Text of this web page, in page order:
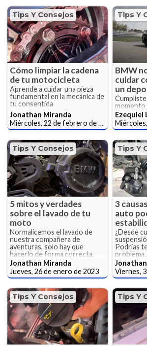
Tips Y Consejos
Cómo limpiar la cadena
de tu motocicleta
Aprende a cuidar una pieza
fundamental en la mecánica de
tu consentida.
Jonathan Miranda
Miércoles, 22 de febrero de 2023
Tips Y
BMW
cuidar
un
momento
Ezequiel
Tips Y Consejos
5 mitos y verdades
sobre el lavado de tu
moto
Normalicemos el lavado de
nuestra compañera de
aventuras, solo hay que
hacerlo de forma correcta.
Jonathan Miranda
Jueves, 26 de enero de 2023
Tips Y
3
auto
¿Desde
Podrías
problema.
Tips Y Consejos Tips Y